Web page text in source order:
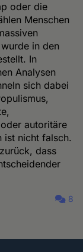
oder die
Menschen
in den
In
Analysen
sich dabei
autoritäre
ist nicht falsch.
dass
8